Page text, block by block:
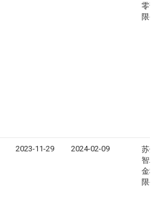
零部
限公
2023-11-29 2024-02-09
苏州
智精
金科
限公